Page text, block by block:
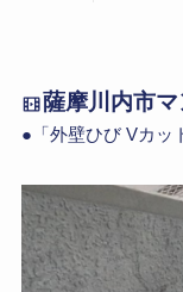
薩摩川内市
●「外壁ひび Vカッ